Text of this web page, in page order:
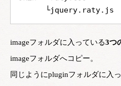
└jquery.raty.js
imageフォルダに入っている3つ
imageフォルダへコピー。
同じようにpluginフォルダに入